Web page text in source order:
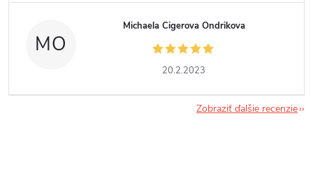
MO
Michaela Cigerova Ondrikova
20.2.2023
Zobraziť ďalšie recenzie